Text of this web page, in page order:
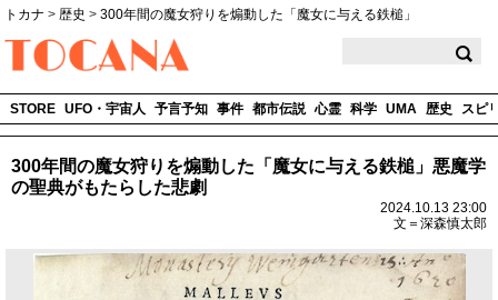
トカナ > 歴史 > 300年間の魔女狩りを煽動した「魔女に与える鉄槌」
STORE UFO・宇宙人 予言予知 事件 都市伝説 心霊 科学 UMA 歴史 スピ
300年間の魔女狩りを煽動した「魔女に与える鉄槌」悪魔学
の聖典がもたらした悲劇
2024.10.13 23:00
文＝深森慎太郎